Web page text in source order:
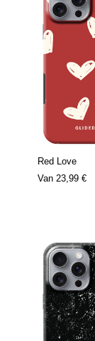
Red Love
Van 23,99 €